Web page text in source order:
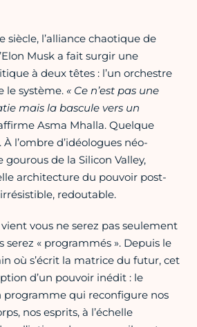
siècle, l’alliance chaotique de
Musk a fait surgir une
à deux têtes : l’un orchestre
le système. « Ce n’est pas une
mais la bascule vers un
Asma Mhalla. Quelque
l’ombre d’idéologues néo-
de la Silicon Valley,
architecture du pouvoir post-
redoutable.
vous ne serez pas seulement
serez « programmés ». Depuis le
où s’écrit la matrice du futur, cet
d’un pouvoir inédit : le
programme qui reconfigure nos
nos esprits, à l’échelle